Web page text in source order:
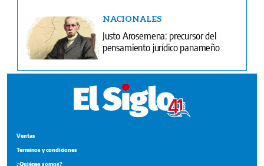
NACIONALES
Justo Arosemena: precursor del
pensamiento jurídico panameño
Ventas
Terminos y condiciones
¿Quiénes somos?